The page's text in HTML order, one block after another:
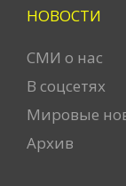
НОВОСТИ
СМИ о нас
В соцсетях
Мировые
Архив